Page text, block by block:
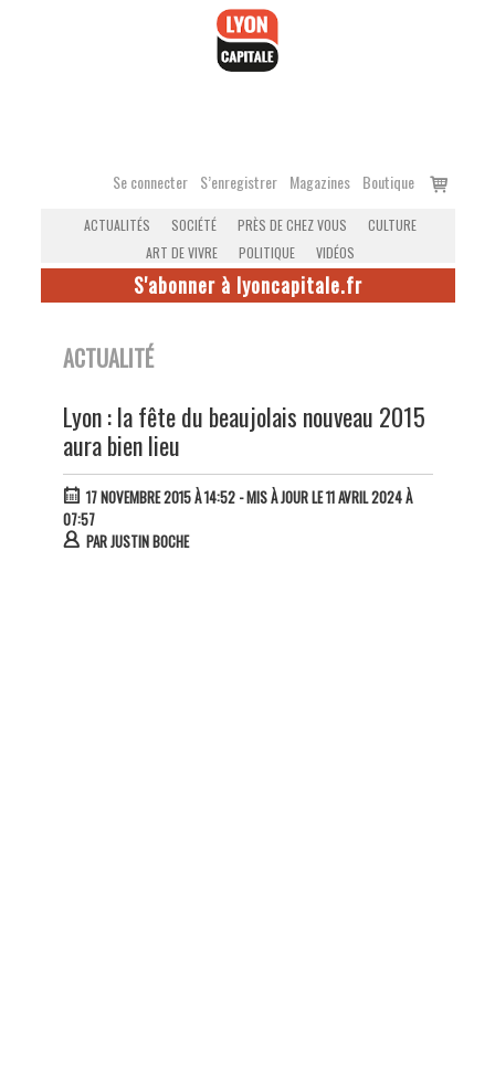
Se connecter S’enregistrer Magazines Boutique
Voir
ACTUALITÉS SOCIÉTÉ PRÈS DE CHEZ VOUS
CULTURE
ART DE VIVRE
POLITIQUE VIDÉOS
S'abonner à lyoncapitale.fr
ACTUALITÉ
Lyon : la fête du beaujolais nouveau 2015
aura bien lieu
17 NOVEMBRE 2015 À 14:52- MIS À JOUR LE 11 AVRIL 2024 À
07:57
PARJUSTIN BOCHE